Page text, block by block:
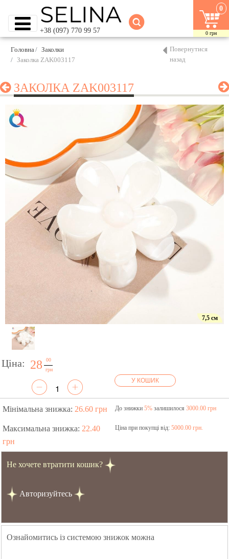
+38 (097) 770 99 57
0
0 грн
Головна
Заколки
Заколка ZAK003117
Повернутися
назад
ЗАКОЛКА ZAK003117
7,5 см
Ціна: 28
00
грн
У КОШИК
Мінімальна знижка: 26.60 грн До знижки 5%залишилося 3000.00 грн
Максимальна знижка: 22.40
грн
Ціна при покупці від: 5000.00 грн.
Не хочете втратити кошик?
Авторизуйтесь
Ознайомитись із системою знижок можна